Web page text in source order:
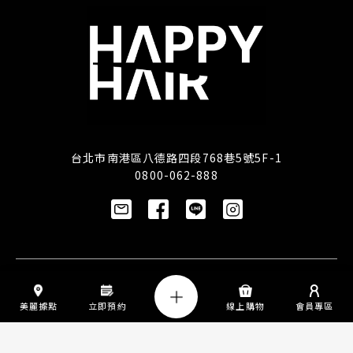
台北市南港區八德路四段768巷5號5F-1
0800-062-888
訂閱/取消電子報
美麗據點 立即預約 線上購物 會員專區